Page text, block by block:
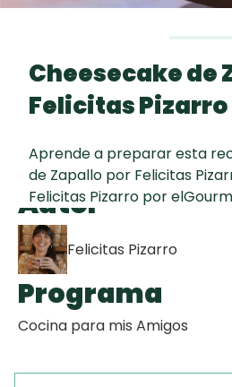
Cheesecake de
Felicitas Pizarro
Aprende a preparar esta
de Zapallo por Felicitas
Felicitas Pizarro por
Autor
Felicitas Pizarro
Programa
Cocina para mis Amigos